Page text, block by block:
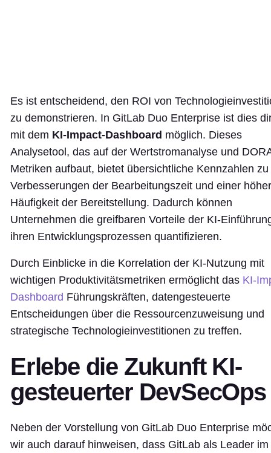
Es ist entscheidend, den ROI von
zu demonstrieren. In GitLab Duo Enterprise ist dies
mit dem KI-Impact-Dashboard möglich. Dieses
Analysetool, das auf der Wertstromanalyse und
Metriken aufbaut, bietet übersichtliche Kennzahlen zu
Verbesserungen der Bearbeitungszeit und einer
Häufigkeit der Bereitstellung. Dadurch können
Unternehmen die greifbaren Vorteile der KI-
ihren Entwicklungsprozessen quantifizieren.
Durch Einblicke in die Korrelation der KI-Nutzung mit
wichtigen Produktivitätsmetriken ermöglicht das KI-
Dashboard Führungskräften, datengesteuerte
Entscheidungen über die Ressourcenzuweisung und
strategische Technologieinvestitionen zu treffen.
Erlebe die Zukunft KI-
gesteuerter DevSecOps
Neben der Vorstellung von GitLab Duo Enterprise
wir auch darauf hinweisen, dass GitLab als Leader im